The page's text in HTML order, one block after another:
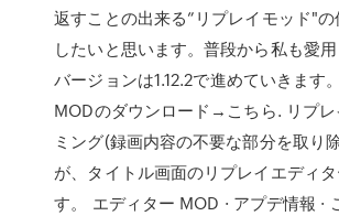
返すことの出来る”リプレイモッド"
したいと思います。普段から私も愛
バージョンは1.12.2で進めていきます
MODのダウンロード→こちら. リプレ
ミング(録画内容の不要な部分を取り
が、タイトル画面のリプレイエディ
す。 エディター MOD · アプデ情報 ·